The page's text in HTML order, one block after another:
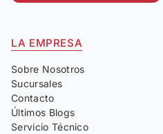
LA EMPRESA
Sobre Nosotros
Sucursales
Contacto
Últimos Blogs
Servicio Técnico